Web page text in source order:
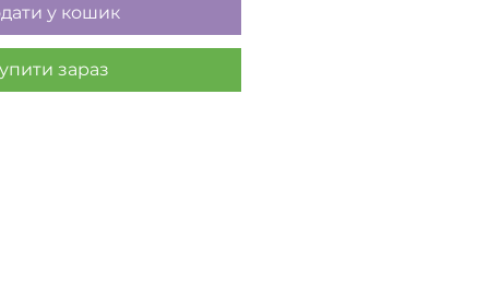
у кошик
зараз